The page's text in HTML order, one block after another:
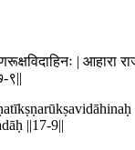
| आहारा
९||
||17-9||